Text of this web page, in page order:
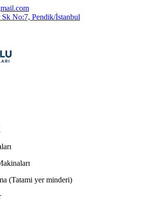
No:7, Pendik/İstanbul
(Tatami yer minderi)